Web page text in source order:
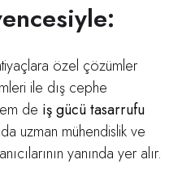
özel çözümler
ile dış cephe
de iş gücü tasarrufu
uzman mühendislik ve
yanında yer alır.